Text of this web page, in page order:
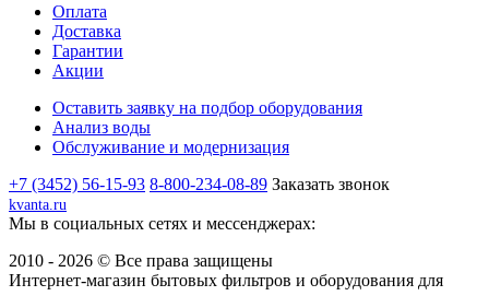
Оплата
Доставка
Гарантии
Акции
Оставить заявку на подбор оборудования
Анализ воды
Обслуживание и модернизация
+7 (3452) 56-15-93 8-800-234-08-89 Заказать звонок
kvanta.ru
Мы в социальных сетях и мессенджерах:
2010 - 2026 © Все права защищены
Интернет-магазин бытовых фильтров и оборудования для